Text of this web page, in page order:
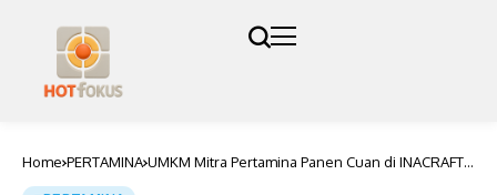
Home PERTAMINA UMKM Mitra Pertamina Panen Cuan di INACRAFT